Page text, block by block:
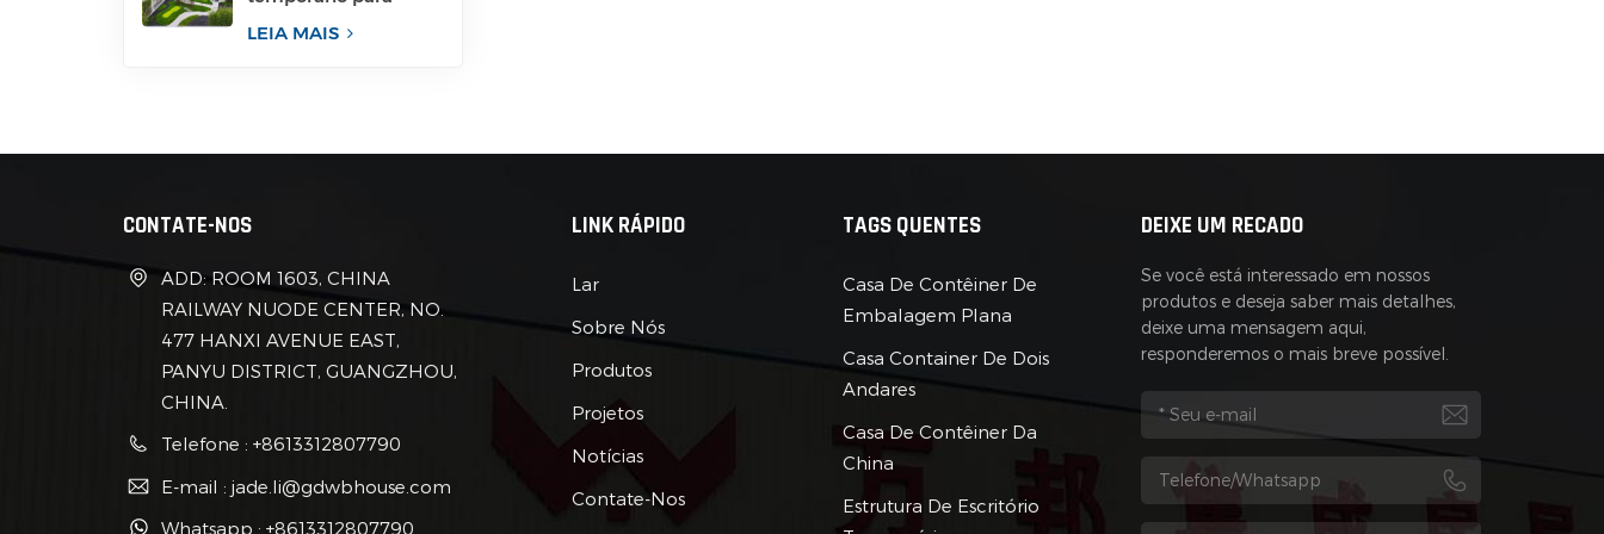
para escritório
LEIA MAIS
CONTATE-NOS
ADD: ROOM 1603, CHINA
RAILWAY NUODE CENTER, NO.
477 HANXI AVENUE EAST,
PANYU DISTRICT, GUANGZHOU,
CHINA.
Telefone : +8613312807790
E-mail : jade.li@gdwbhouse.com
Whatsapp : +8613312807790
LINK RÁPIDO
Lar
Sobre Nós
Produtos
Projetos
Notícias
Contate-Nos
TAGS QUENTES
Casa De Contêiner De
Embalagem Plana
Casa Container De Dois
Andares
Casa De Contêiner Da
China
Estrutura De Escritório
DEIXE UM RECADO
Se você está interessado em nossos
produtos e deseja saber mais detalhes,
deixe uma mensagem aqui,
responderemos o mais breve possível.